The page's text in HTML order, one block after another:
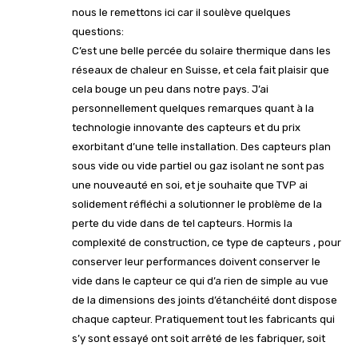
nous le remettons ici car il soulève quelques
questions:
C’est une belle percée du solaire thermique dans les
réseaux de chaleur en Suisse, et cela fait plaisir que
cela bouge un peu dans notre pays. J’ai
personnellement quelques remarques quant à la
technologie innovante des capteurs et du prix
exorbitant d’une telle installation. Des capteurs plan
sous vide ou vide partiel ou gaz isolant ne sont pas
une nouveauté en soi, et je souhaite que TVP ai
solidement réfléchi a solutionner le problème de la
perte du vide dans de tel capteurs. Hormis la
complexité de construction, ce type de capteurs , pour
conserver leur performances doivent conserver le
vide dans le capteur ce qui d’a rien de simple au vue
de la dimensions des joints d’étanchéité dont dispose
chaque capteur. Pratiquement tout les fabricants qui
s’y sont essayé ont soit arrêté de les fabriquer, soit